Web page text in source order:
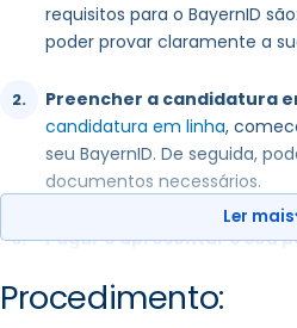
Impunidade, exceto para os
conhecimentos suficientes
Conhecimento da ordem
condições de vida na Alemanha
Garantia de integração nas
vários cônjuges ao mesmo
requisitos para o BayernID
poder provar claramente a
Preencher a candidatura
candidatura em linha,
seu BayernID. De seguida,
documentos necessários.
Pagar e apresentar o seu
Deve também pagar o seu
Ler mais
Procedimento: